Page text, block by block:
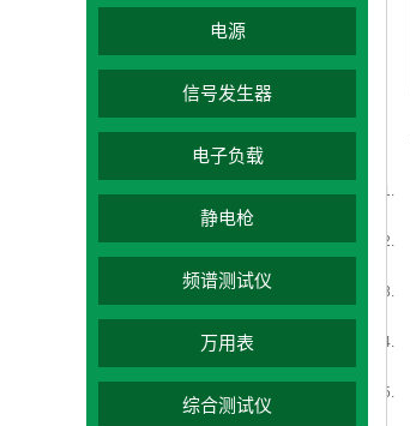
电源
信号发生器
电子负载
静电枪
频谱测试仪
万用表
综合测试仪
1.
2.
3.
4.
5.